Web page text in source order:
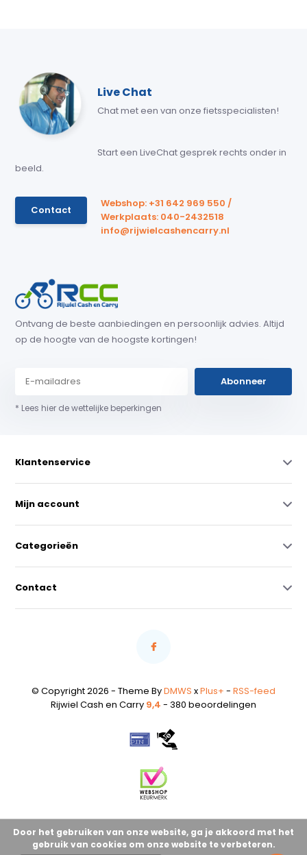
Live Chat
Chat met een van onze fietsspecialisten!
Start een LiveChat gesprek rechts onder in
beeld.
Contact
Webshop: +31 642 969 550 /
Werkplaats: 040-2432518
info@rijwielcashencarry.nl
Ontvang de beste aanbiedingen en persoonlijk advies. Altijd
op de hoogte van de hoogste kortingen!
Abonneer
* Lees hier de wettelijke beperkingen
Klantenservice
Mijn account
Categorieën
Contact
© Copyright 2026 - Theme ByDMWS xPlus+ - RSS-feed
Rijwiel Cash en Carry 9,4 - 380 beoordelingen
Door het gebruiken van onze website, ga je akkoord met het
gebruik van cookies om onze website te verbeteren.